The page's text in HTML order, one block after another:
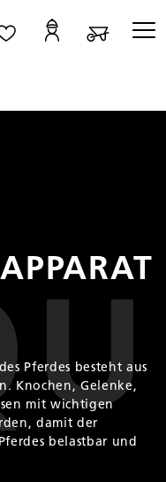
Pferdes besteht aus
Knochen, Gelenke,
mit wichtigen
damit der
belastbar und